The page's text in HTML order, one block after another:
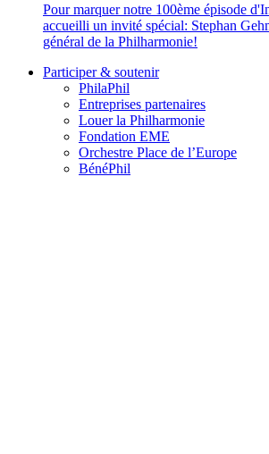
Pour marquer notre 100ème épisode
accueilli un invité spécial: Stephan
général de la Philharmonie!
Participer & soutenir
PhilaPhil
Entreprises partenaires
Louer la Philharmonie
Fondation EME
Orchestre Place de l’Europe
BénéPhil